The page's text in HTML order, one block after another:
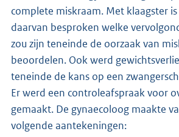
complete miskraam. Met klaagster
daarvan besproken welke
zou zijn teneinde de oorzaak van
beoordelen. Ook werd
teneinde de kans op een
Er werd een controleafspraak voor
gemaakt. De gynaecoloog maakte
volgende aantekeningen: